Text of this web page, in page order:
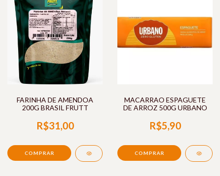
FARINHA DE AMENDOA
200G BRASIL FRUTT
R$31,00
MACARRAO ESPAGUETE
DE ARROZ 500G URBANO
R$5,90